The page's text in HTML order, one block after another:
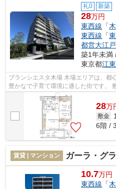
礼0 新築
28万円
東西線 「
東西線 「
都営大江
築1年未満
東京都江
ブランシエスタ木場 木場エリアは、都心までのアクセスが良好。また、自然
豊かなで子育て環境に適した街です。
ごとに自然を感じられるのも魅力。...
28万
敷金
6階 /
賃貸 | マンション ガーラ・グ
10.7万円
東西線 「